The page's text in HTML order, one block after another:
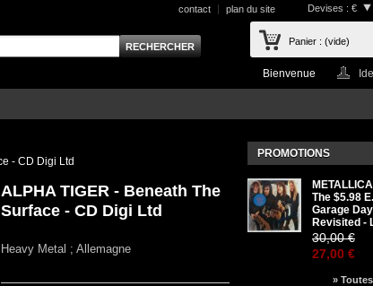
Devises : €
contact plan du site
Panier : (vide)
Bienvenue
- CD Digi Ltd
ALPHA TIGER - Beneath The
Surface - CD Digi Ltd
Heavy Metal ; Allemagne
PROMOTIONS
The $5.98
Garage
Revisited -
30,00 €
27,00 €
»